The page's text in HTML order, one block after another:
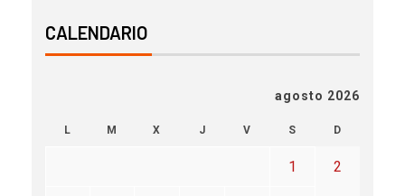
CALENDARIO
agosto 2026
L M X J V S D
1 2